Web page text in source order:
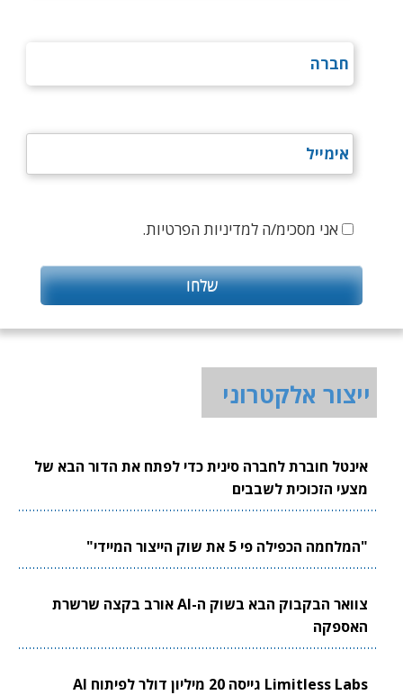
אני מסכימ/ה למדיניות הפרטיות.
ייצור אלקטרוני
אינטל חוברת לחברה סינית כדי לפתח את הדור הבא של
מצעי הזכוכית לשבבים
"המלחמה הכפילה פי 5 את שוק הייצור המיידי"
צוואר הבקבוק הבא בשוק ה-AI אורב בקצה שרשרת
האספקה
Limitless Labs גייסה 20 מיליון דולר לפיתוח AI